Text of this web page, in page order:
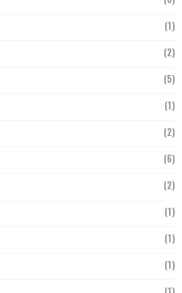
(1)
(2)
(5)
(1)
(2)
(6)
(2)
(1)
(1)
(1)